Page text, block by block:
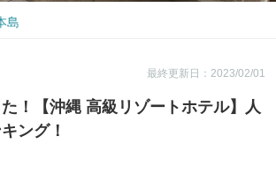
島
最終更新日：2023/02/01
！【沖縄 高級リゾートホテル】人
ング！